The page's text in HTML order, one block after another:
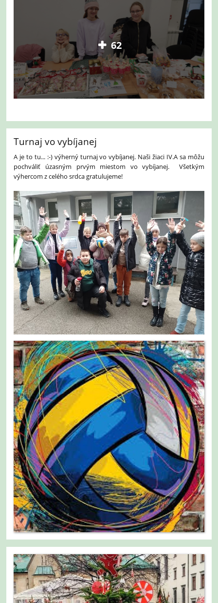
62
Turnaj vo vybíjanej
A je to tu... :-) výherný turnaj vo vybíjanej. Naši žiaci IV.A sa môžu
pochváliť úzasným prvým miestom vo vybíjanej. Všetkým
výhercom z celého srdca gratulujeme!